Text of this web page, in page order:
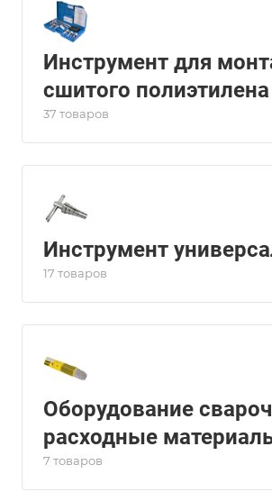
Инструмент для
сшитого полиэтилена
37 товаров
Инструмент
17 товаров
Оборудование
расходные
7 товаров